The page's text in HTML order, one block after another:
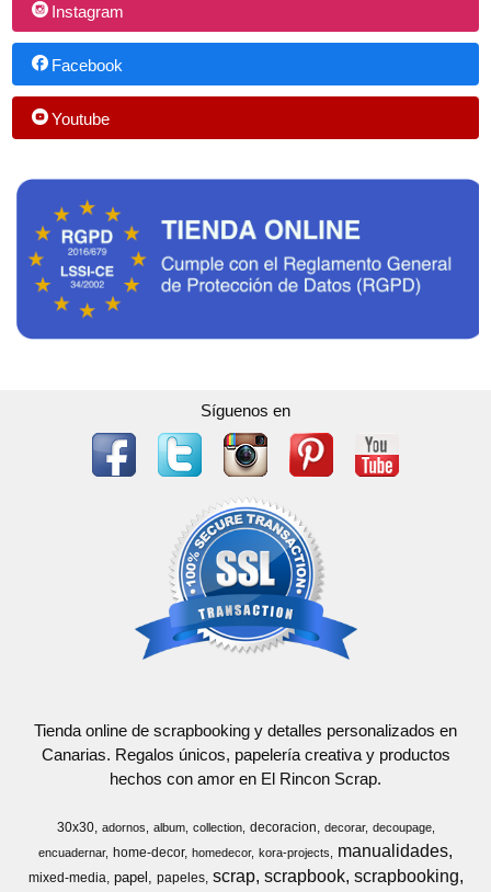
Instagram
Facebook
Youtube
Síguenos en
Tienda online de scrapbooking y detalles personalizados en
Canarias. Regalos únicos, papelería creativa y productos
hechos con amor en El Rincon Scrap.
30x30 adornos album collection decoracion decorar
decoupage
encuadernar home-decor homedecor kora-projects manualidades
mixed-media papel papeles scrap scrapbook scrapbooking